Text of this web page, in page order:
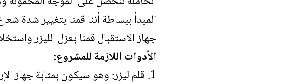
المبدأ ببساطة أننا قمنا بتغيير شدة
جهاز الاستقبال قمنا بعزل الليزر
الأدوات اللازمة للمشروع:
1. قلم ليزر: وهو سيكون بمثابة جهاز الإرسال